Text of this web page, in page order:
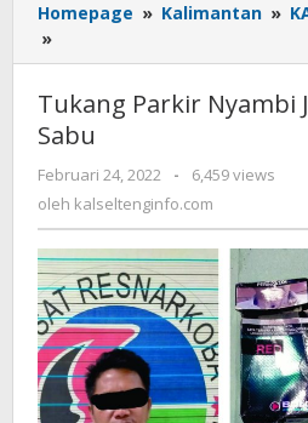
Homepage » Kalimantan »
»
Parkir
Nyambi
Jadi
Pengedar
Sabu
Tukang Parkir Nyambi
Sabu
Februari 24, 2022
oleh
-
6,459 views
oleh kalseltenginfo.com